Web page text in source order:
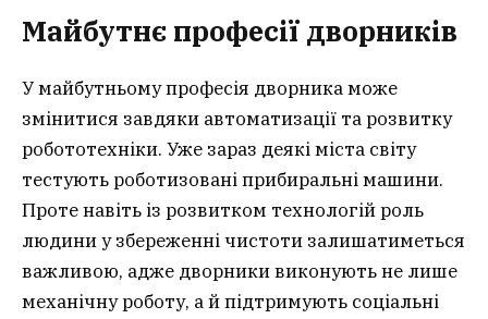
Майбутнє професії дворників
У майбутньому професія дворника може
змінитися завдяки автоматизації та розвитку
робототехніки. Уже зараз деякі міста світу
тестують роботизовані прибиральні машини.
Проте навіть із розвитком технологій роль
людини у збереженні чистоти залишатиметься
важливою, адже дворники виконують не лише
механічну роботу, а й підтримують соціальні